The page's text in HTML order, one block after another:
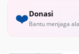
❤️Donasi
Bantu menjaga